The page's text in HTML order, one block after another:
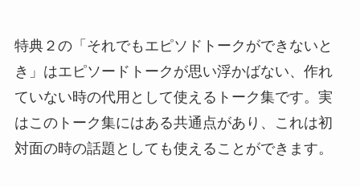
特典２の「それでもエピソドトークができないと
き」はエピソードトークが思い浮かばない、作れ
ていない時の代用として使えるトーク集です。実
はこのトーク集にはある共通点があり、これは初
対面の時の話題としても使えることができます。